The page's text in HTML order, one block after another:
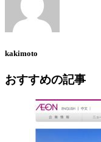
kakimoto
おすすめの記事